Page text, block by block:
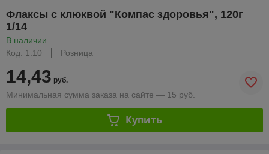
Флаксы с клюквой "Компас здоровья", 120г
1/14
В наличии
Код: 1.10
Розница
14,43 руб.
Минимальная сумма заказа на сайте — 15 руб.
Купить